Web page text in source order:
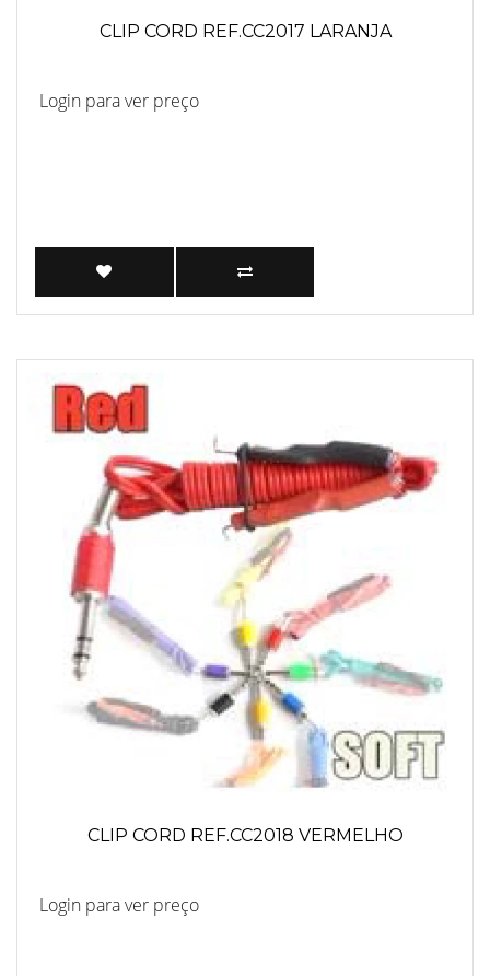
CLIP CORD REF.CC2017 LARANJA
Login para ver preço
CLIP CORD REF.CC2018 VERMELHO
Login para ver preço